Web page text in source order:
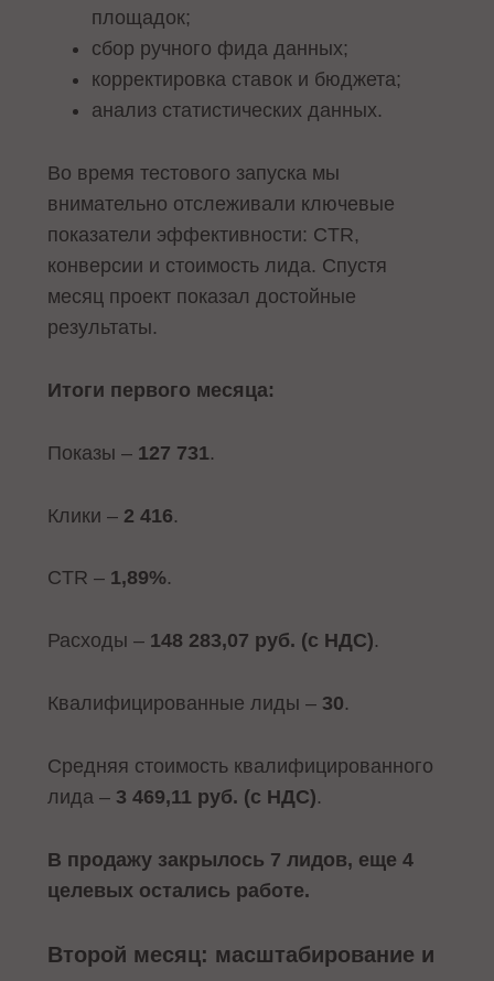
площадок;
сбор ручного фида данных;
корректировка ставок и бюджета;
анализ статистических данных.
Во время тестового запуска мы
внимательно отслеживали ключевые
показатели эффективности: CTR,
конверсии и стоимость лида. Спустя
месяц проект показал достойные
результаты.
Итоги первого месяца:
Показы – 127 731.
Клики – 2 416.
CTR – 1,89%.
Расходы – 148 283,07 руб. (с НДС).
Квалифицированные лиды – 30.
Средняя стоимость квалифицированного
лида – 3 469,11 руб. (с НДС).
В продажу закрылось 7 лидов, еще 4
целевых остались работе.
Второй месяц: масштабирование и